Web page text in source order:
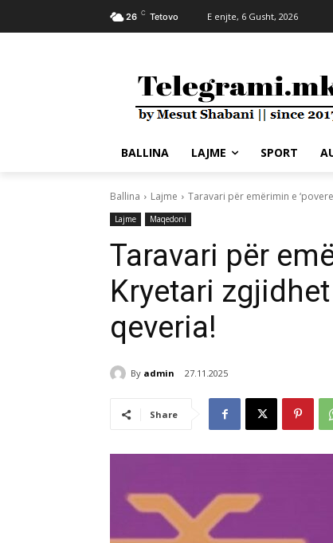
26 C Tetovo E enjte, 6 Gusht, 2026
BALLINA LAJME SPORT
Ballina Lajme Taravari për emërimin e
Lajme Maqedoni
Taravari për
Kryetari
qeveria!
By admin 27.11.2025
Share